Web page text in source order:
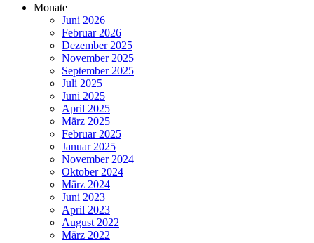
Monate
Juni 2026
Februar 2026
Dezember 2025
November 2025
September 2025
Juli 2025
Juni 2025
April 2025
März 2025
Februar 2025
Januar 2025
November 2024
Oktober 2024
März 2024
Juni 2023
April 2023
August 2022
März 2022